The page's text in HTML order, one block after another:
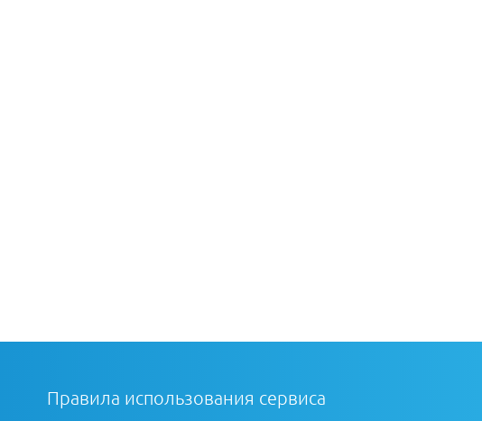
Правила использования сервиса